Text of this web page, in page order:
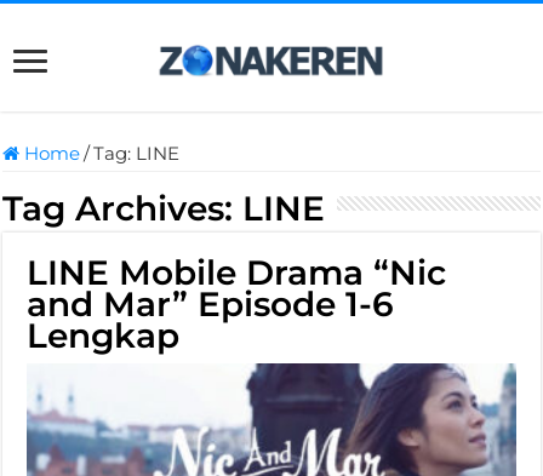
Home/Tag: LINE
Tag Archives: LINE
LINE Mobile Drama “Nic
and Mar” Episode 1-6
Lengkap